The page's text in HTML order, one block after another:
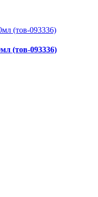
(тов-093336)